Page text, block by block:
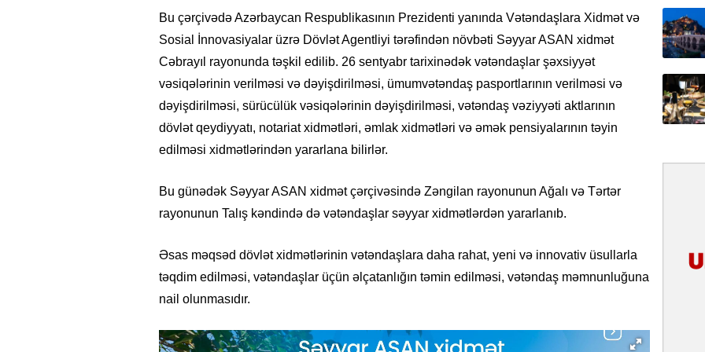
Bu çərçivədə Azərbaycan Respublikasının Prezidenti yanında Vətəndaşlara Xidmət və
Sosial İnnovasiyalar üzrə Dövlət Agentliyi tərəfindən növbəti Səyyar ASAN xidmət
Cəbrayıl rayonunda təşkil edilib. 26 sentyabr tarixinədək vətəndaşlar şəxsiyyət
vəsiqələrinin verilməsi və dəyişdirilməsi, ümumvətəndaş pasportlarının verilməsi və
dəyişdirilməsi, sürücülük vəsiqələrinin dəyişdirilməsi, vətəndaş vəziyyəti aktlarının
dövlət qeydiyyatı, notariat xidmətləri, əmlak xidmətləri və əmək pensiyalarının təyin
edilməsi xidmətlərindən yararlana bilirlər.
Bu günədək Səyyar ASAN xidmət çərçivəsində Zəngilan rayonunun Ağalı və Tərtər
rayonunun Talış kəndində də vətəndaşlar səyyar xidmətlərdən yararlanıb.
Əsas məqsəd dövlət xidmətlərinin vətəndaşlara daha rahat, yeni və innovativ üsullarla
təqdim edilməsi, vətəndaşlar üçün əlçatanlığın təmin edilməsi, vətəndaş məmnunluğuna
nail olunmasıdır.
Ana
Yeni